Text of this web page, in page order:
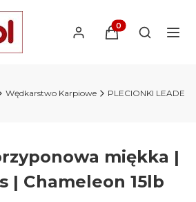
Produkty w
Otwórz
Wędkarstwo Karpiowe PLECIONKI
miękka |
| Chameleon 15lb